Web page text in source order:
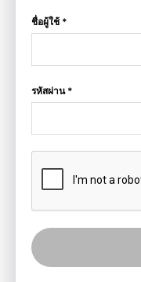
ชื่อผู้ใช้ *
รหัสผ่าน *